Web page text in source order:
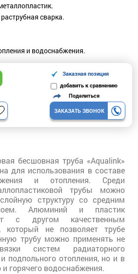
раструбная сварка.
и водоснабжения.
Заказная позиция
добавить к сравнению
Поделиться
ЗАКАЗАТЬ ЗВОНОК
бесшовная труба «Aqualink»
для использования в составе
и отопления. Среди
трубы можно
структуру со средним
Алюминий и пластик
с другом качественным
не позволяет трубе
трубу можно применять не
систем радиаторного
подпольного отопления, но и в
горячего водоснабжения.